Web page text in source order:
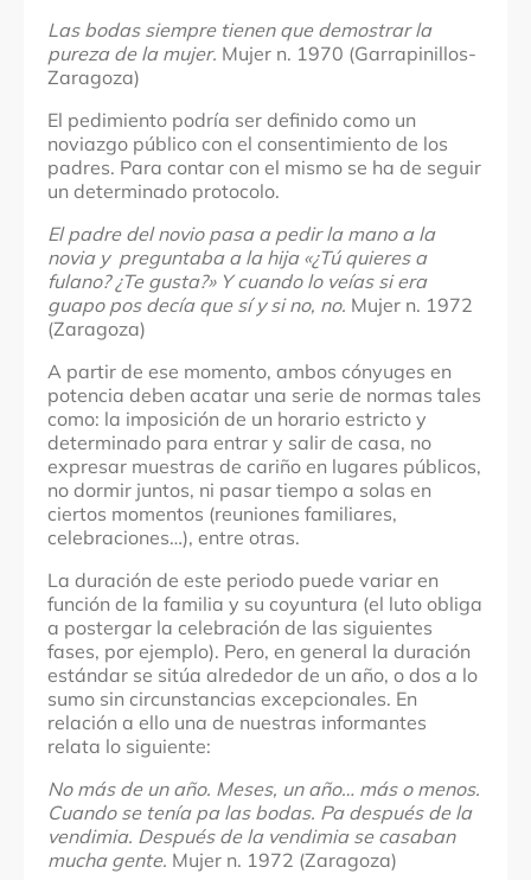
Las bodas siempre tienen que demostrar la
pureza de la mujer. Mujer n. 1970 (Garrapinillos-
Zaragoza)
El pedimiento podría ser definido como un
noviazgo público con el consentimiento de los
padres. Para contar con el mismo se ha de seguir
un determinado protocolo.
El padre del novio pasa a pedir la mano a la
novia y preguntaba a la hija «¿Tú quieres a
fulano? ¿Te gusta?» Y cuando lo veías si era
guapo pos decía que sí y si no, no. Mujer n. 1972
(Zaragoza)
A partir de ese momento, ambos cónyuges en
potencia deben acatar una serie de normas tales
como: la imposición de un horario estricto y
determinado para entrar y salir de casa, no
expresar muestras de cariño en lugares públicos,
no dormir juntos, ni pasar tiempo a solas en
ciertos momentos (reuniones familiares,
celebraciones…), entre otras.
La duración de este periodo puede variar en
función de la familia y su coyuntura (el luto obliga
a postergar la celebración de las siguientes
fases, por ejemplo). Pero, en general la duración
estándar se sitúa alrededor de un año, o dos a lo
sumo sin circunstancias excepcionales. En
relación a ello una de nuestras informantes
relata lo siguiente:
No más de un año. Meses, un año… más o menos.
Cuando se tenía pa las bodas. Pa después de la
vendimia. Después de la vendimia se casaban
mucha gente. Mujer n. 1972 (Zaragoza)